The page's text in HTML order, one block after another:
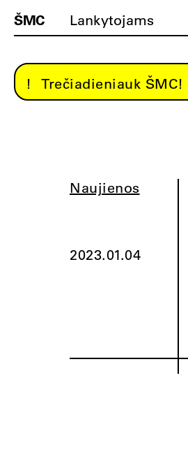
ŠMC Lankytojams
Trečiadieniauk
Naujienos
2023.01.04